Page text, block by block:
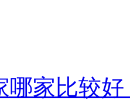
哪家比较